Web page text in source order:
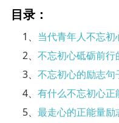
目录：
1、 当代青年人不忘
2、不忘初心砥砺前
3、不忘初心的励志句
4、有什么不忘初心正
5、最走心的正能量